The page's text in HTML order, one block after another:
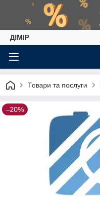
ДІМІР
Товари та послуги
–20%